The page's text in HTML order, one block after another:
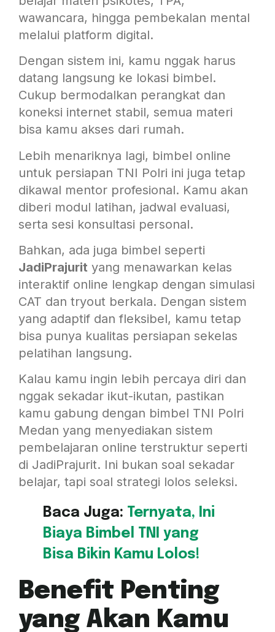
wawancara, hingga pembekalan mental
melalui platform digital.
Dengan sistem ini, kamu nggak harus
datang langsung ke lokasi bimbel.
Cukup bermodalkan perangkat dan
koneksi internet stabil, semua materi
bisa kamu akses dari rumah.
Lebih menariknya lagi, bimbel online
untuk persiapan TNI Polri ini juga tetap
dikawal mentor profesional. Kamu akan
diberi modul latihan, jadwal evaluasi,
serta sesi konsultasi personal.
Bahkan, ada juga bimbel seperti
JadiPrajurit yang menawarkan kelas
interaktif online lengkap dengan simulasi
CAT dan tryout berkala. Dengan sistem
yang adaptif dan fleksibel, kamu tetap
bisa punya kualitas persiapan sekelas
pelatihan langsung.
Kalau kamu ingin lebih percaya diri dan
nggak sekadar ikut-ikutan, pastikan
kamu gabung dengan bimbel TNI Polri
Medan yang menyediakan sistem
pembelajaran online terstruktur seperti
di JadiPrajurit. Ini bukan soal sekadar
belajar, tapi soal strategi lolos seleksi.
Baca Juga:
Ternyata, Ini
Biaya Bimbel TNI yang
Bisa Bikin Kamu Lolos!
Benefit Penting
yang Akan Kamu